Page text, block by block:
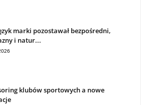
marki pozostawał bezpośredni,
i natur...
klubów sportowych a nowe